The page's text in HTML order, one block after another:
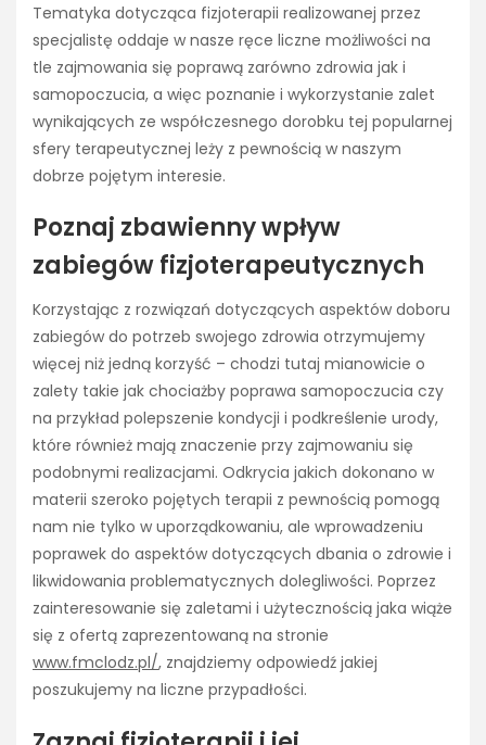
Tematyka dotycząca fizjoterapii realizowanej przez
specjalistę oddaje w nasze ręce liczne możliwości na
tle zajmowania się poprawą zarówno zdrowia jak i
samopoczucia, a więc poznanie i wykorzystanie zalet
wynikających ze współczesnego dorobku tej popularnej
sfery terapeutycznej leży z pewnością w naszym
dobrze pojętym interesie.
Poznaj zbawienny wpływ
zabiegów fizjoterapeutycznych
Korzystając z rozwiązań dotyczących aspektów doboru
zabiegów do potrzeb swojego zdrowia otrzymujemy
więcej niż jedną korzyść – chodzi tutaj mianowicie o
zalety takie jak chociażby poprawa samopoczucia czy
na przykład polepszenie kondycji i podkreślenie urody,
które również mają znaczenie przy zajmowaniu się
podobnymi realizacjami. Odkrycia jakich dokonano w
materii szeroko pojętych terapii z pewnością pomogą
nam nie tylko w uporządkowaniu, ale wprowadzeniu
poprawek do aspektów dotyczących dbania o zdrowie i
likwidowania problematycznych dolegliwości. Poprzez
zainteresowanie się zaletami i użytecznością jaka wiąże
się z ofertą zaprezentowaną na stronie
www.fmclodz.pl/, znajdziemy odpowiedź jakiej
poszukujemy na liczne przypadłości.